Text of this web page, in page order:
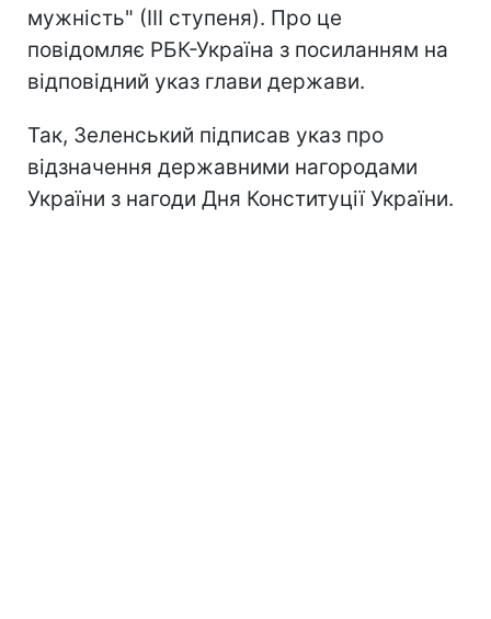
мужність" (ІІІ ступеня). Про це
повідомляє РБК-Україна з посиланням на
відповідний указ глави держави.
Так, Зеленський підписав указ про
відзначення державними нагородами
України з нагоди Дня Конституції України.